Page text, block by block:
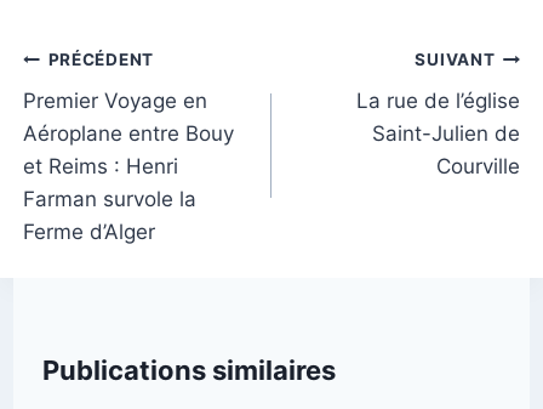
publication :
Navigation
de
l’article
PRÉCÉDENT
Premier Voyage en
Aéroplane entre Bouy
et Reims : Henri
Farman survole la
Ferme d’Alger
SUIVANT
La rue de l’église
Saint-Julien de
Courville
Publications similaires